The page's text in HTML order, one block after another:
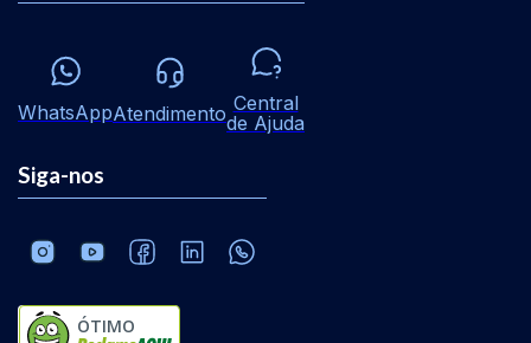
WhatsAppAtendimento Central
de Ajuda
Siga-nos
ÓTIMO